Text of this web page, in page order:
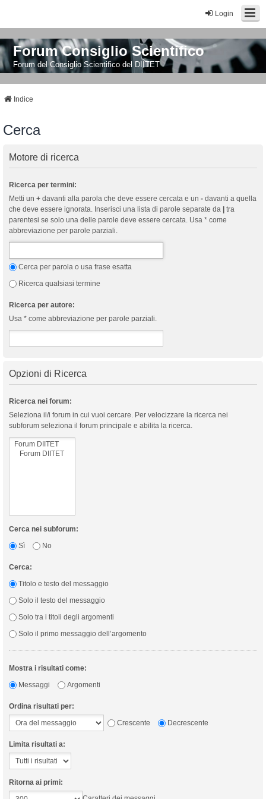
Login
Forum Consiglio Scientifico
Forum del Consiglio Scientifico del DIITET
Indice
Cerca
Motore di ricerca
Ricerca per termini:
Metti un + davanti alla parola che deve essere cercata e un - davanti a quella
che deve essere ignorata. Inserisci una lista di parole separate da
tra
parentesi se solo una delle parole deve essere cercata. Usa * come
abbreviazione per parole parziali.
Cerca per parola o usa frase esatta
Ricerca qualsiasi termine
Ricerca per autore:
Usa * come abbreviazione per parole parziali.
Opzioni di Ricerca
Ricerca nei forum:
Seleziona il/i forum in cui vuoi cercare. Per velocizzare la ricerca nei
subforum seleziona il forum principale e abilita la ricerca.
Cerca nei subforum:
Sì
No
Cerca:
Titolo e testo del messaggio
Solo il testo del messaggio
Solo tra i titoli degli argomenti
Solo il primo messaggio dell’argomento
Mostra i risultati come:
Messaggi
Argomenti
Ordina risultati per:
Crescente
Decrescente
Limita risultati a:
Ritorna ai primi: